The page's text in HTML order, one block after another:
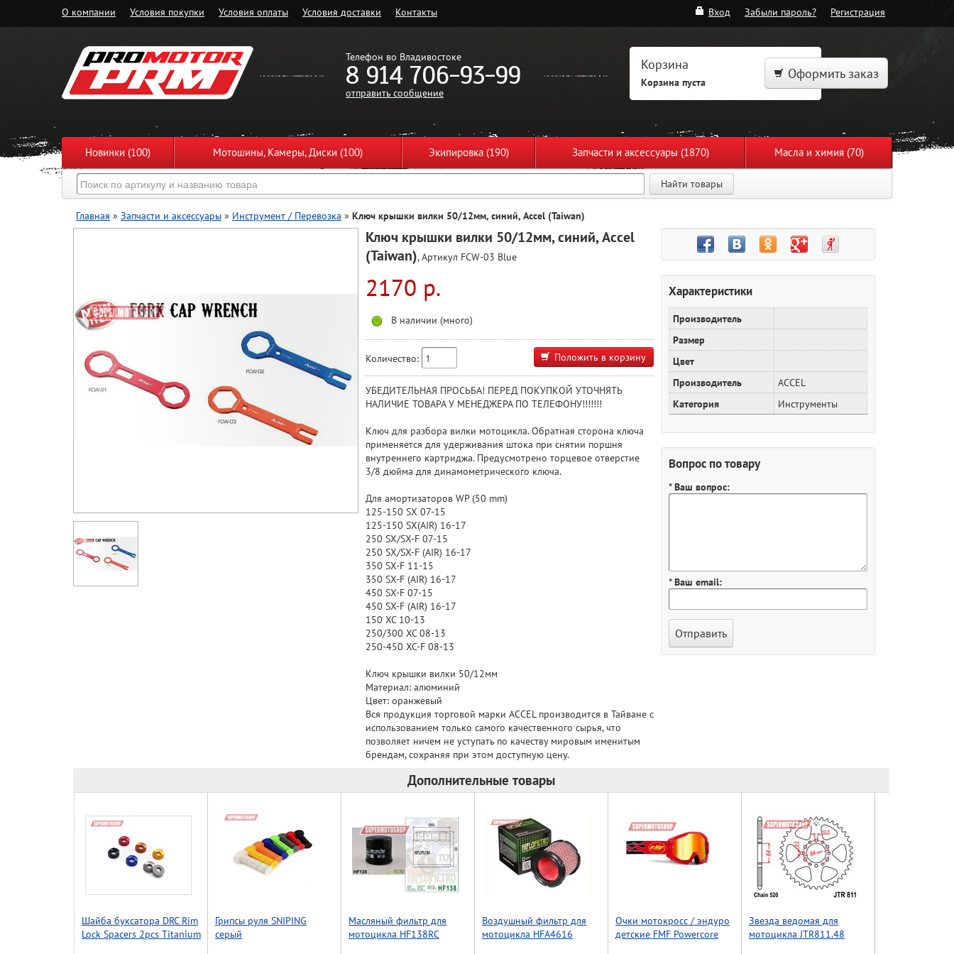
О компании Условия покупки Условия оплаты Условия доставки Контакты Вход Забыли пароль? Регистрация
Телефон во Владивостоке
8 914 706-93-99
отправить сообщение
Корзина
Корзина пуста
Оформить заказ
Новинки (100) Мотошины, Камеры, Диски (100) Экипировка (190) Запчасти и аксессуары (1870) Масла и химия (70)
Найти товары
Главная » Запчасти и аксессуары » Инструмент / Перевозка » Ключ крышки вилки 50/12мм, синий, Accel (Taiwan)
Ключ крышки вилки 50/12мм, синий, Accel
(Taiwan), Артикул FCW-03 Blue
2170 р.
В наличии (много)
Количество: Положить в корзину
УБЕДИТЕЛЬНАЯ ПРОСЬБА! ПЕРЕД ПОКУПКОЙ УТОЧНЯТЬ
НАЛИЧИЕ ТОВАРА У МЕНЕДЖЕРА ПО ТЕЛЕФОНУ!!!!!!!
Ключ для разбора вилки мотоцикла. Обратная сторона ключа
применяется для удерживания штока при снятии поршня
внутреннего картриджа. Предусмотрено торцевое отверстие
3/8 дюйма для динамометрического ключа.
Для амортизаторов WP (50 mm)
125-150 SX 07-15
125-150 SX(AIR) 16-17
250 SX/SX-F 07-15
250 SX/SX-F (AIR) 16-17
350 SX-F 11-15
350 SX-F (AIR) 16-17
450 SX-F 07-15
450 SX-F (AIR) 16-17
150 XC 10-13
250/300 XC 08-13
250-450 XC-F 08-13
Ключ крышки вилки 50/12мм
Материал: алюминий
Цвет: оранжевый
Вся продукция торговой марки ACCEL производится в Тайване с
использованием только самого качественного сырья, что
позволяет ничем не уступать по качеству мировым именитым
брендам, сохраняя при этом доступную цену.
Характеристики
Производитель
Размер
Цвет
Производитель
ACCEL
Категория
Инструменты
Вопрос по товару
* Ваш вопрос:
* Ваш email:
Дополнительные товары
Шайба буксатора DRC Rim
Lock Spacers 2pcs Titanium
Грипсы руля SNIPING
серый
Масляный фильтр для
мотоцикла HF138RС
Воздушный фильтр для
мотоцикла HFA4616
Очки мотокросс / эндуро
детские FMF Powercore
Звезда ведомая для
мотоцикла JTR811.48